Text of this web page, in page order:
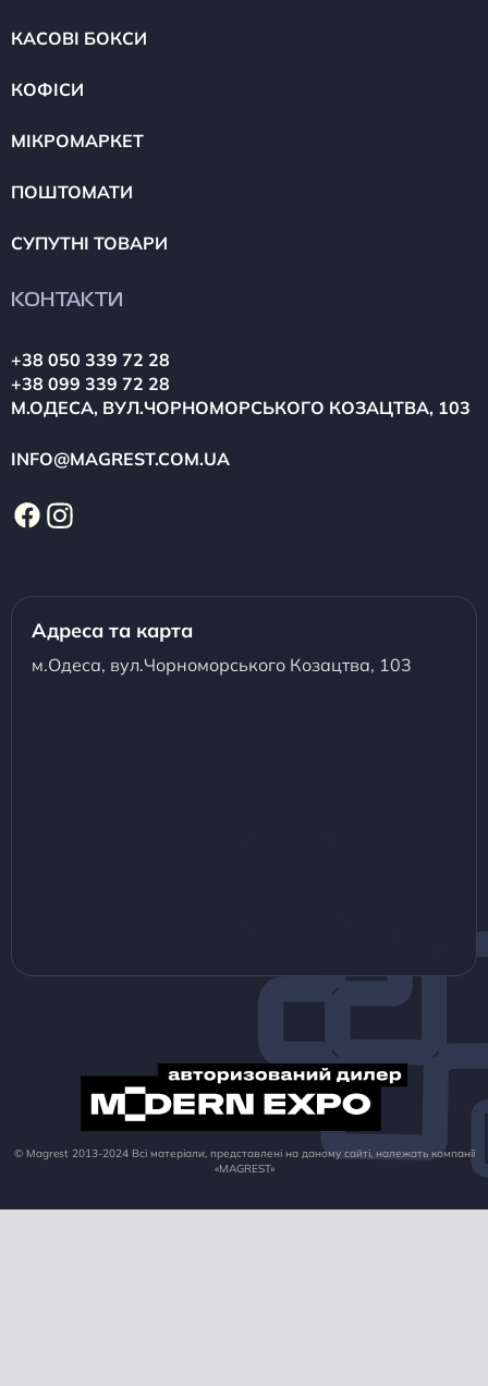
КАСОВІ БОКСИ
КОФІСИ
МІКРОМАРКЕТ
ПОШТОМАТИ
СУПУТНІ ТОВАРИ
КОНТАКТИ
+38 050 339 72 28
+38 099 339 72 28
М.ОДЕСА, ВУЛ.ЧОРНОМОРСЬКОГО КОЗАЦТВА, 103
INFO@MAGREST.COM.UA
Адреса та карта
м.Одеса, вул.Чорноморського Козацтва, 103
© Magrest 2013-2024 Всі матеріали, представлені на даному сайті, належать компанії
«MAGREST»